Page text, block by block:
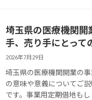
埼玉県の医療機関開
手、売り手にとって
2026年7月29日
埼玉県の医療機関開業の
の意味や意義についてご
です。事業用定期借地も